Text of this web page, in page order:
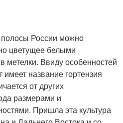
России можно
цветущее белыми
метелки. Ввиду особенностей
имеет название гортензия
от других
размерами и
Пришла эта культура